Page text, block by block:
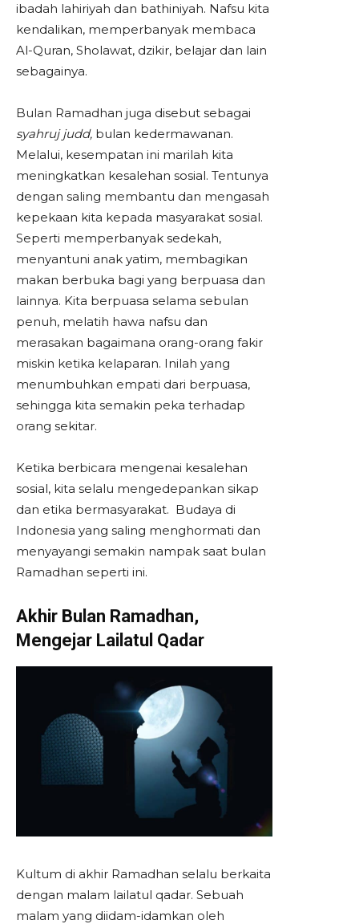
ibadah lahiriyah dan bathiniyah. Nafsu kita
kendalikan, memperbanyak membaca
Al-Quran, Sholawat, dzikir, belajar dan lain
sebagainya.
Bulan Ramadhan juga disebut sebagai
syahruj judd, bulan kedermawanan.
Melalui, kesempatan ini marilah kita
meningkatkan kesalehan sosial. Tentunya
dengan saling membantu dan mengasah
kepekaan kita kepada masyarakat sosial.
Seperti memperbanyak sedekah,
menyantuni anak yatim, membagikan
makan berbuka bagi yang berpuasa dan
lainnya. Kita berpuasa selama sebulan
penuh, melatih hawa nafsu dan
merasakan bagaimana orang-orang fakir
miskin ketika kelaparan. Inilah yang
menumbuhkan empati dari berpuasa,
sehingga kita semakin peka terhadap
orang sekitar.
Ketika berbicara mengenai kesalehan
sosial, kita selalu mengedepankan sikap
dan etika bermasyarakat. Budaya di
Indonesia yang saling menghormati dan
menyayangi semakin nampak saat bulan
Ramadhan seperti ini.
Akhir Bulan Ramadhan,
Mengejar Lailatul Qadar
Kultum di akhir Ramadhan selalu berkaita
dengan malam lailatul qadar. Sebuah
malam yang diidam-idamkan oleh